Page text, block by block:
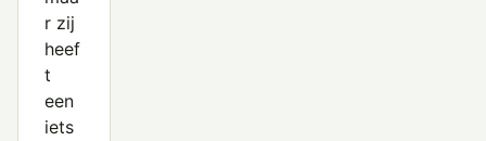
r zij
heef
t
een
iets